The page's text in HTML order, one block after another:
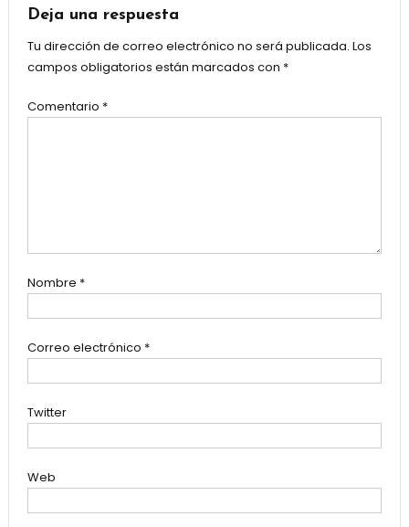
Deja una respuesta
Tu dirección de correo electrónico no será publicada. Los
campos obligatorios están marcados con *
Comentario *
Nombre *
Correo electrónico *
Twitter
Web